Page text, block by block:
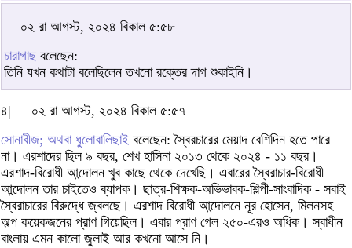
০২ রা আগস্ট, ২০২৪ বিকাল ৫:৫৮
চারাগাছ বলেছেন:
তিনি যখন কথাটা বলেছিলেন তখনো রক্তের দাগ শুকাইনি।
৪|
০২ রা আগস্ট, ২০২৪ বিকাল ৫:৫৭
সোনাবীজ; অথবা ধুলোবালিছাই বলেছেন: স্বৈরচারের মেয়াদ বেশিদিন হতে পারে
না। এরশাদের ছিল ৯ বছর, শেখ হাসিনা ২০১৩ থেকে ২০২৪ - ১১ বছর।
এরশাদ-বিরোধী আন্দোলন খুব কাছে থেকে দেখেছি। এবারের স্বৈরাচার-বিরোধী
আন্দোলন তার চাইতেও ব্যাপক। ছাত্র-শিক্ষক-অভিভাবক-শিল্পী-সাংবাদিক - সবাই
স্বৈরাচারের বিরুদ্ধে জ্বলছে। এরশাদ বিরোধী আন্দোলনে নূর হোসেন, মিলনসহ
অল্প কয়েকজনের প্রাণ গিয়েছিল। এবার প্রাণ গেল ২৫০-এরও অধিক। স্বাধীন
বাংলায় এমন কালো জুলাই আর কখনো আসে নি।